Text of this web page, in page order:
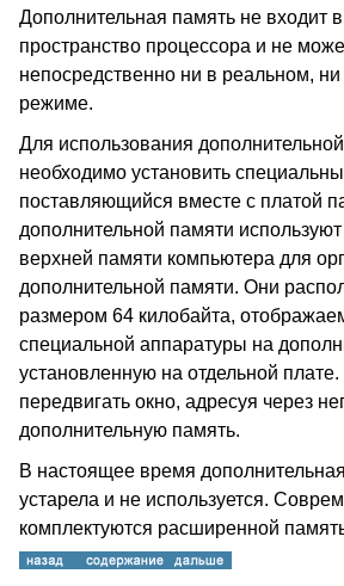
Дополнительная память не входит
пространство процессора и не
непосредственно ни в реальном,
режиме.
Для использования
необходимо установить
поставляющийся вместе с платой
дополнительной памяти
верхней памяти компьютера для
дополнительной памяти. Они
размером 64 килобайта,
специальной аппаратуры на
установленную на отдельной
передвигать окно, адресуя через
дополнительную память.
В настоящее время
устарела и не используется.
комплектуются расширенной